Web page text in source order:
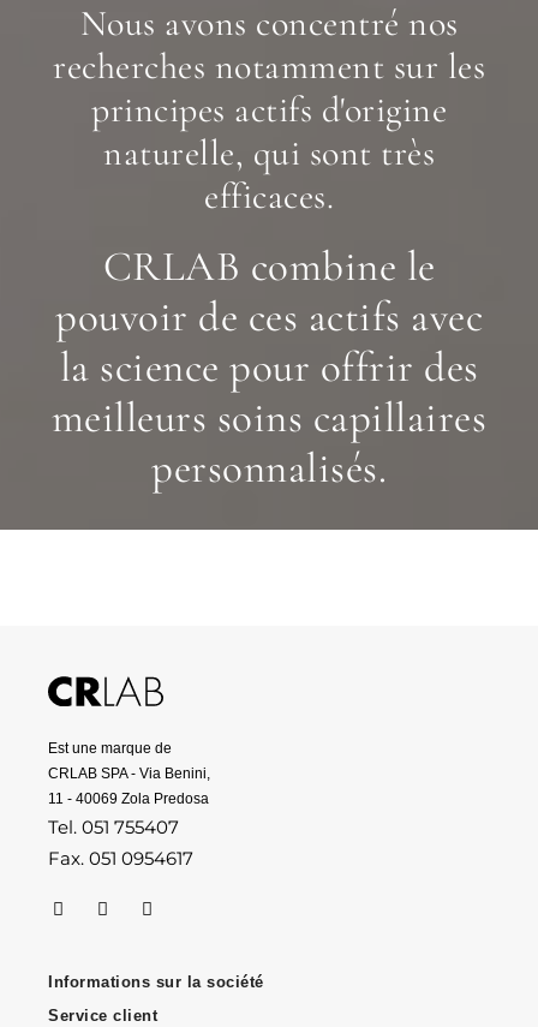
Nous avons concentré nos
recherches notamment sur les
principes actifs d'origine
naturelle, qui sont très
efficaces.
CRLAB combine le
pouvoir de ces actifs avec
la science pour offrir des
meilleurs soins capillaires
personnalisés.
Est une marque de
CRLAB SPA - Via Benini,
11 - 40069 Zola Predosa
Tel. 051 755407
Fax. 051 0954617
Informations sur la société
Service client